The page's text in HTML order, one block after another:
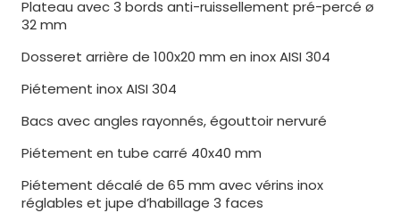
Plateau avec 3 bords anti-ruissellement pré-percé ø
32 mm
Dosseret arrière de 100x20 mm en inox AISI 304
Piétement inox AISI 304
Bacs avec angles rayonnés, égouttoir nervuré
Piétement en tube carré 40x40 mm
Piétement décalé de 65 mm avec vérins inox
réglables et jupe d’habillage 3 faces